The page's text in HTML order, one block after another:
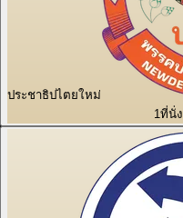
ประชาธิปไตยใหม่
1ที่นั่ง